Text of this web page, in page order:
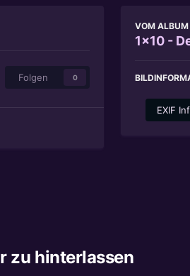
Folgen 0
VOM ALBUM
1x10 -
EXIF
zu hinterlassen